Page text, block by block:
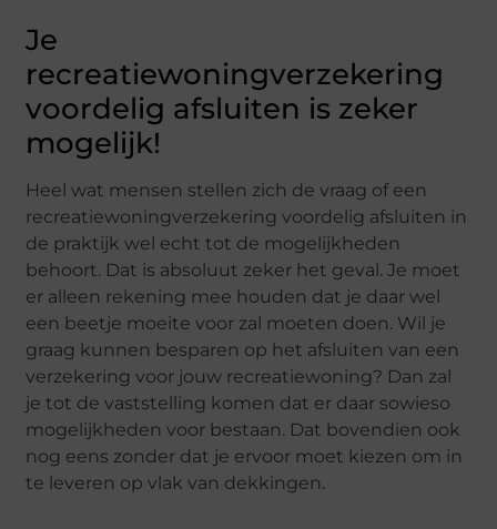
Je
recreatiewoningverzekering
voordelig afsluiten is zeker
mogelijk!
Heel wat mensen stellen zich de vraag of een
recreatiewoningverzekering voordelig afsluiten in
de praktijk wel echt tot de mogelijkheden
behoort. Dat is absoluut zeker het geval. Je moet
er alleen rekening mee houden dat je daar wel
een beetje moeite voor zal moeten doen. Wil je
graag kunnen besparen op het afsluiten van een
verzekering voor jouw recreatiewoning? Dan zal
je tot de vaststelling komen dat er daar sowieso
mogelijkheden voor bestaan. Dat bovendien ook
nog eens zonder dat je ervoor moet kiezen om in
te leveren op vlak van dekkingen.